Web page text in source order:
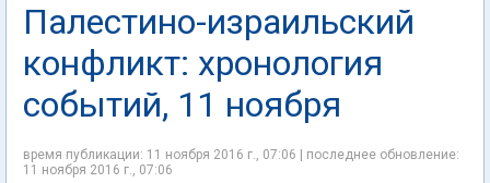
Палестино-израильский
конфликт: хронология
событий, 11 ноября
время публикации: 11 ноября 2016 г., 07:06 | последнее обновление:
11 ноября 2016 г., 07:06